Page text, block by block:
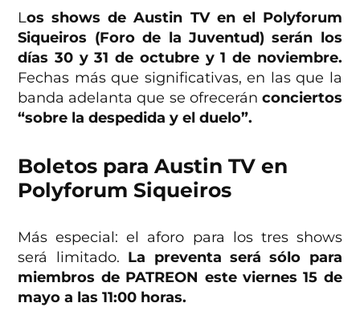
Los shows de Austin TV en el Polyforum
Siqueiros (Foro de la Juventud) serán los
días 30 y 31 de octubre y 1 de noviembre.
Fechas más que significativas, en las que la
banda adelanta que se ofrecerán conciertos
“sobre la despedida y el duelo”.
Boletos para Austin TV en
Polyforum Siqueiros
Más especial: el aforo para los tres shows
será limitado. La preventa será sólo para
miembros de PATREON este viernes 15 de
mayo a las 11:00 horas.